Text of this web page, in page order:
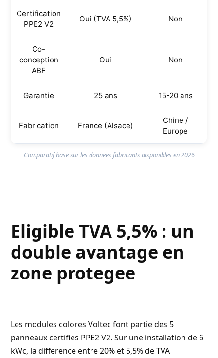
Certification
PPE2 V2
Oui (TVA 5,5%) Non
Co-
conception
ABF
Oui Non
Garantie 25 ans 15-20 ans
Fabrication France (Alsace)
Chine /
Europe
Comparatif base sur les donnees fabricants disponibles en 2026
Eligible TVA 5,5% : un
double avantage en
zone protegee
Les modules colores Voltec font partie des 5
panneaux certifies PPE2 V2. Sur une installation de 6
kWc, la difference entre 20% et 5,5% de TVA